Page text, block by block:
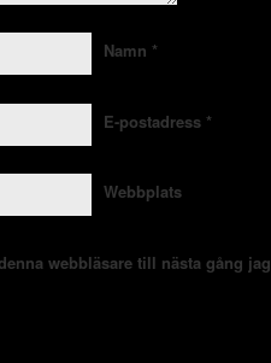
Namn *
E-postadress *
Webbplats
webbläsare till nästa gång jag